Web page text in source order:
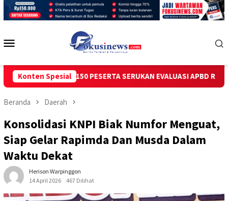
Loncat
Konten Spesial
150 PESERTA SERUKAN EVALUASI APBD Rp9,49 MILIAR
Beranda Daerah
Konsolidasi KNPI Biak Numfor Menguat,
Siap Gelar Rapimda Dan Musda Dalam
Waktu Dekat
Herison Warpinggon
14 April 2026
467 Dilihat